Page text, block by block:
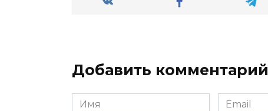
Добавить комментарий
Имя
Email